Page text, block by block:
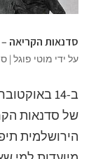
סדנאות הקריאה
על ידי מוטי פוגל|
ב-14
של סדנאות